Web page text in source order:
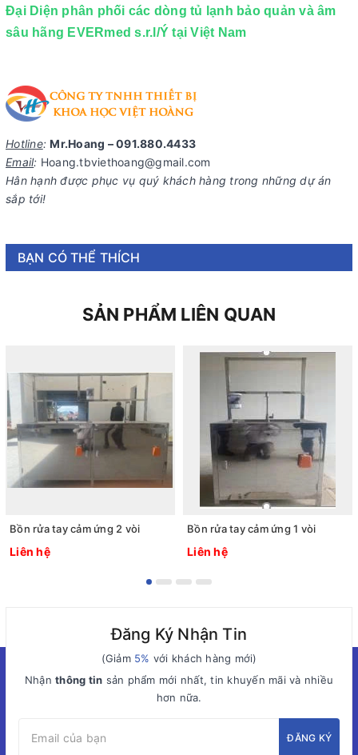
Đại Diện phân phối các dòng tủ lạnh bảo quản và âm
sâu hãng EVERmed s.r.l/Ý tại Việt Nam
Hotline: Mr.Hoang – 091.880.4433
Email: Hoang.tbviethoang@gmail.com
Hân hạnh được phục vụ quý khách hàng trong những dự án
sắp tới!
BẠN CÓ THỂ THÍCH
SẢN PHẨM LIÊN QUAN
Bồn rửa tay cảm ứng 2 vòi
Liên hệ
Bồn rửa tay cảm ứng 1 vòi
Liên hệ
Đăng Ký Nhận Tin
(Giảm 5% với khách hàng mới)
Nhậnthông tin sản phẩm mới nhất, tin khuyến mãi và nhiều
hơn nữa.
ĐĂNG KÝ